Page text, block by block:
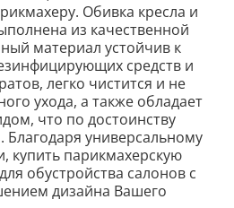
Обивка кресла и
из качественной
материал устойчив к
средств и
легко чистится и не
ухода, а также обладает
что по достоинству
универсальному
купить парикмахерскую
обустройства салонов с
дизайна Вашего